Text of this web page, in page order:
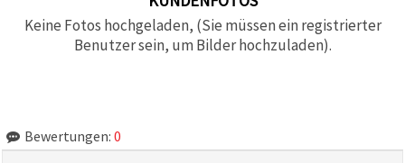
Keine Fotos hochgeladen, (Sie müssen ein registrierter
Benutzer sein, um Bilder hochzuladen).
Bewertungen: 0